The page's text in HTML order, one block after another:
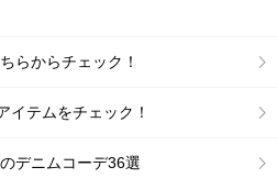
らからチェック！
イテムをチェック！
デニムコーデ36選